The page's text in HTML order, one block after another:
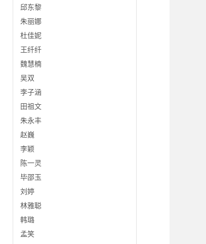
邱东黎
朱丽娜
杜佳妮
王纤纤
魏慧楠
吴双
李子涵
田祖文
朱永丰
赵巍
李颖
陈一灵
毕邵玉
刘婷
林雅聪
韩璐
孟笑